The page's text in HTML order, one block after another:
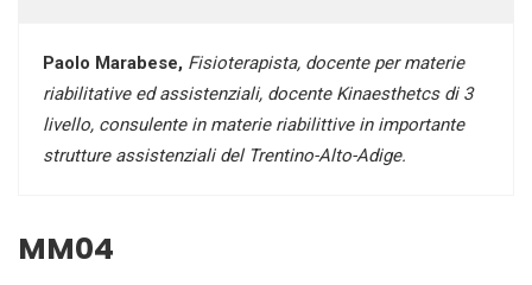
Paolo Marabese, Fisioterapista, docente per materie
riabilitative ed assistenziali, docente Kinaesthetcs di 3
livello, consulente in materie riabilittive in importante
strutture assistenziali del Trentino-Alto-Adige.
MM04